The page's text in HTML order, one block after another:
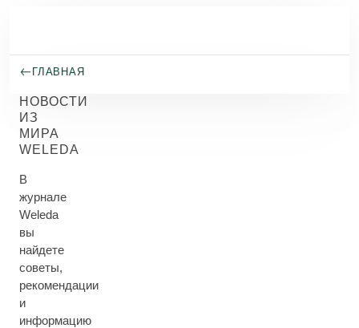
ГЛАВНАЯ
НОВОСТИ
ИЗ
МИРА
WELEDA
В
журнале
Weleda
вы
найдете
советы,
рекомендации
и
информацию